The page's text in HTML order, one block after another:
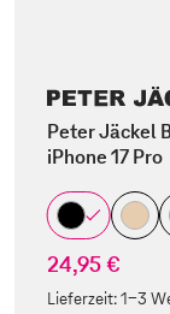
Peter Jäckel
iPhone 17 Pro
24,95 €
Lieferzeit:1-3